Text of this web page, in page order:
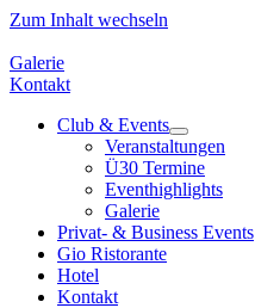
Zum Inhalt wechseln
Galerie
Kontakt
Club & Events
Veranstaltungen
Ü30 Termine
Eventhighlights
Galerie
Privat- & Business Events
Gio Ristorante
Hotel
Kontakt